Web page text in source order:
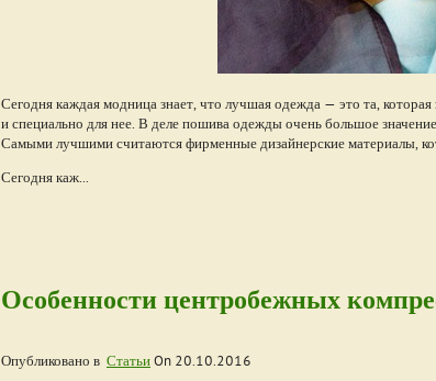
Сегодня каждая модница знает, что лучшая одежда — это та,
и специально для нее. В деле пошива одежды очень большое
Самыми лучшими считаются фирменные дизайнерские материалы,
Сегодня каж...
Особенности центробежных
Опубликовано в СтатьиOn 20.10.2016